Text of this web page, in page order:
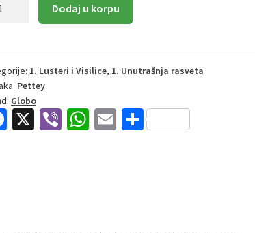
Dodaj u korpu
1. Lusteri i Visilice, 1. Unutrašnja rasveta
Pettey
Globo
Fa X
Vi W E
S